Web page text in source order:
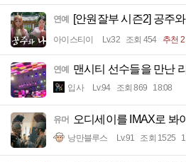
연예 [안원잘부 시즌2] 공주
아이스티이 Lv.32 조회 454 추천 2
연예 맨시티 선수들을 만난
입사 Lv.94 조회 869 18:08
유머 오디세이를 IMAX로 봐
낭만블루스 Lv.91 조회 1525